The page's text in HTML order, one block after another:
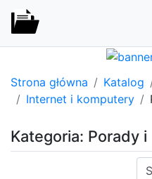
Strona główna Katalog
Internet i komputery
Kategoria: Porady